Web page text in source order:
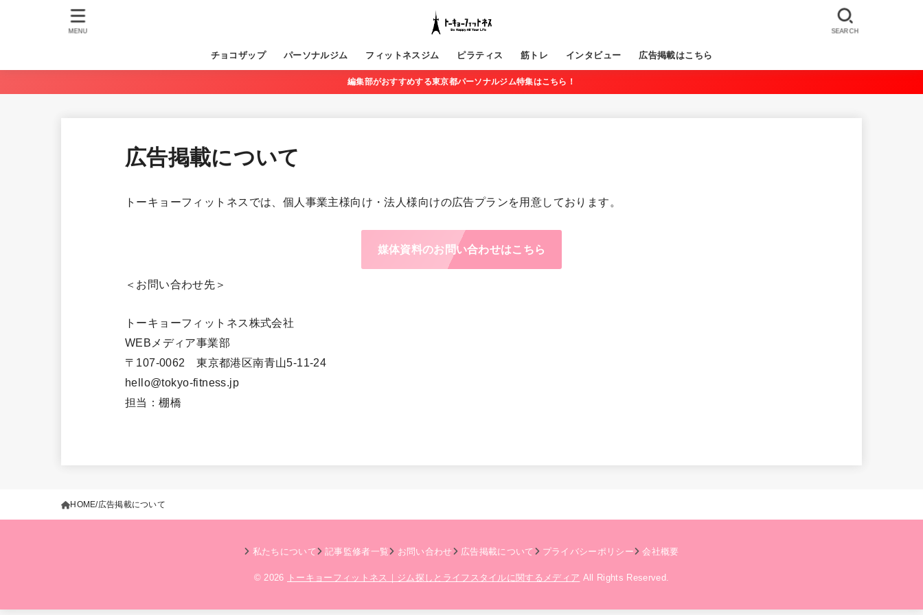
チョコザップ パーソナルジム フィットネスジム ピラティス 筋トレ インタビュー 広告掲載はこちら
SEARCH
MENU
編集部がおすすめする東京都パーソナルジム特集はこちら！
広告掲載について
トーキョーフィットネスでは、個人事業主様向け・法人様向けの広告プランを用意しております。
媒体資料のお問い合わせはこちら
＜お問い合わせ先＞
トーキョーフィットネス株式会社
WEBメディア事業部
〒107-0062 東京都港区南青山5-11-24
hello@tokyo-fitness.jp
担当：棚橋
HOME 広告掲載について
私たちについて 記事監修者一覧 お問い合わせ 広告掲載について プライバシーポリシー 会社概要
© 2026 トーキョーフィットネス｜ジム探しとライフスタイルに関するメディア All Rights Reserved.